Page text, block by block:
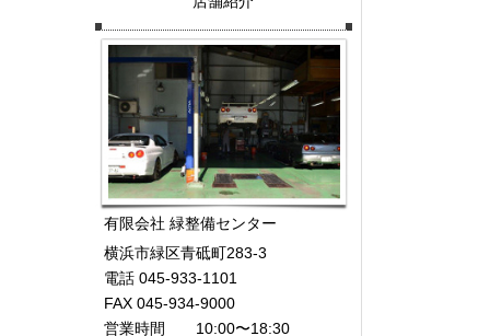
有限会社 緑整備センター
横浜市緑区青砥町283-3
電話 045-933-1101
FAX 045-934-9000
営業時間 10:00〜18:30